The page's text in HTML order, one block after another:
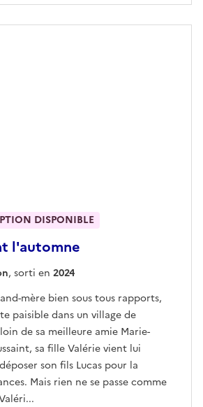
l'automne
DISPONIBLE
, sorti en 2024
mère bien sous tous rapports,
paisible dans un village de
de sa meilleure amie Marie-
sa fille Valérie vient lui
son fils Lucas pour la
Mais rien ne se passe comme